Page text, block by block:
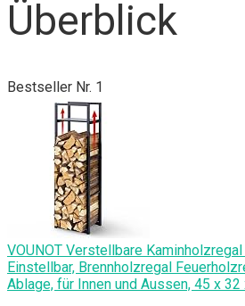
Überblick
Bestseller Nr. 1
VOUNOT Verstellbare
Einstellbar, Brennholzregal
Ablage, für Innen und Aussen, 45 x